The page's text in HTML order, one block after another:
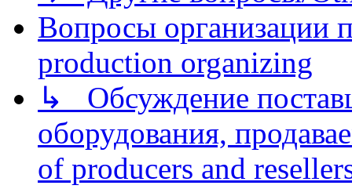
Вопросы организации
production organizing
↳ Обсуждение
оборудования,
of producers and